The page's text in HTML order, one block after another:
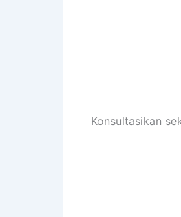
Konsultasikan